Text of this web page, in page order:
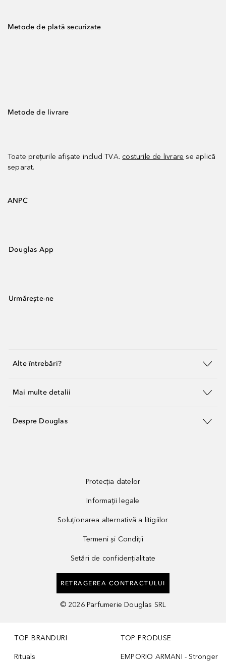
Metode de plată securizate
Metode de livrare
Toate prețurile afișate includ TVA. costurile de livrare se aplică
separat.
ANPC
Douglas App
Urmărește-ne
Alte întrebări?
Mai multe detalii
Despre Douglas
Protecția datelor
Informații legale
Soluționarea alternativă a litigiilor
Termeni și Condiții
Setări de confidențialitate
RETRAGEREA CONTRACTULUI
© 2026 Parfumerie Douglas SRL
TOP BRANDURI
Rituals
TOP PRODUSE
EMPORIO ARMANI - Stronger